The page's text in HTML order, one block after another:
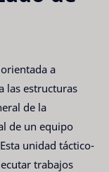
a
las estructuras
de la
de un equipo
unidad táctico-
trabajos